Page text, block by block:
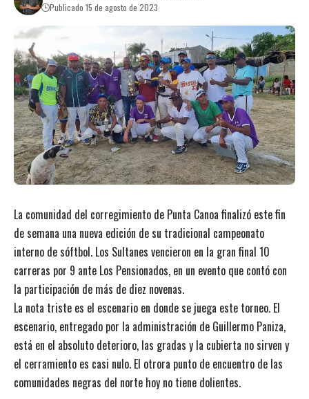
Publicado 15 de agosto de 2023
La comunidad del corregimiento de Punta Canoa finalizó este fin
de semana una nueva edición de su tradicional campeonato
interno de sóftbol. Los Sultanes vencieron en la gran final 10
carreras por 9 ante Los Pensionados, en un evento que contó con
la participación de más de diez novenas.
La nota triste es el escenario en donde se juega este torneo. El
escenario, entregado por la administración de Guillermo Paniza,
está en el absoluto deterioro, las gradas y la cubierta no sirven y
el cerramiento es casi nulo. El otrora punto de encuentro de las
comunidades negras del norte hoy no tiene dolientes.